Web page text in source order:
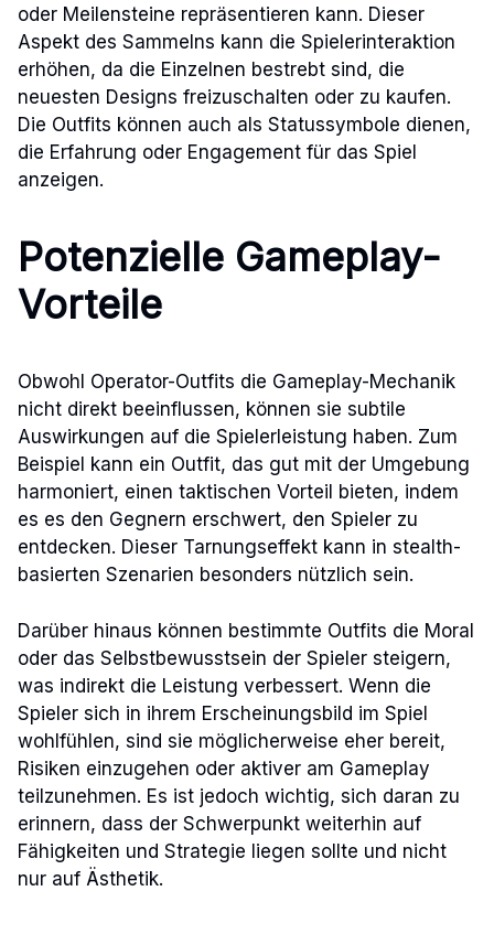
oder Meilensteine repräsentieren kann. Dieser
Aspekt des Sammelns kann die Spielerinteraktion
erhöhen, da die Einzelnen bestrebt sind, die
neuesten Designs freizuschalten oder zu kaufen.
Die Outfits können auch als Statussymbole dienen,
die Erfahrung oder Engagement für das Spiel
anzeigen.
Potenzielle Gameplay-
Vorteile
Obwohl Operator-Outfits die Gameplay-Mechanik
nicht direkt beeinflussen, können sie subtile
Auswirkungen auf die Spielerleistung haben. Zum
Beispiel kann ein Outfit, das gut mit der Umgebung
harmoniert, einen taktischen Vorteil bieten, indem
es es den Gegnern erschwert, den Spieler zu
entdecken. Dieser Tarnungseffekt kann in stealth-
basierten Szenarien besonders nützlich sein.
Darüber hinaus können bestimmte Outfits die Moral
oder das Selbstbewusstsein der Spieler steigern,
was indirekt die Leistung verbessert. Wenn die
Spieler sich in ihrem Erscheinungsbild im Spiel
wohlfühlen, sind sie möglicherweise eher bereit,
Risiken einzugehen oder aktiver am Gameplay
teilzunehmen. Es ist jedoch wichtig, sich daran zu
erinnern, dass der Schwerpunkt weiterhin auf
Fähigkeiten und Strategie liegen sollte und nicht
nur auf Ästhetik.